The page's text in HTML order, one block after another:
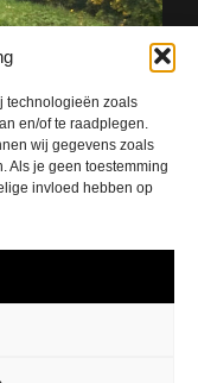
technologieën zoals
en/of te raadplegen.
wij gegevens zoals
Als je geen toestemming
invloed hebben op